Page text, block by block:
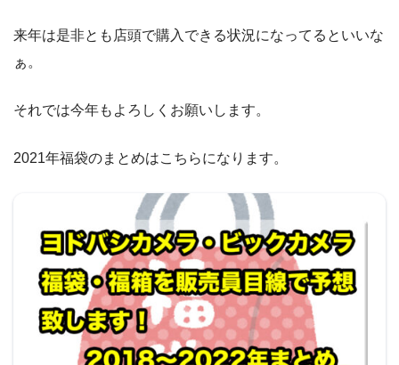
来年は是非とも店頭で購入できる状況になってるといいな
ぁ。
それでは今年もよろしくお願いします。
2021年福袋のまとめはこちらになります。